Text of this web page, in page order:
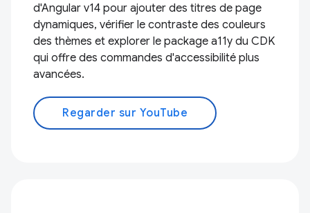
d'Angular v14 pour ajouter des titres de page
dynamiques, vérifier le contraste des couleurs
des thèmes et explorer le package a11y du CDK
qui offre des commandes d'accessibilité plus
avancées.
Regarder sur YouTube